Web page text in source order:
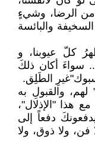
الرضا، وشيءٍ
السخيفة والبائسة
كلّ عيوبنا، و
سواءَ أكان ذلكَ
الطَلِق.
والقبولِ به
هذا "الإذلال"،
دفعاً إلى
ولا ذوق، ولا